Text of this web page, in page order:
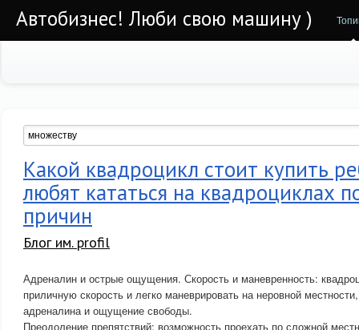
Автобизнес! Люби свою машину )
Какой квадроцикл стоит купить
любят кататься на квадроциклах
причин
Блог им. profil
Адреналин и острые ощущения. Скорость и маневренность:
приличную скорость и легко маневрировать на неровной
адреналина и ощущение свободы.
Преодоление препятствий: возможность проехать по сложной